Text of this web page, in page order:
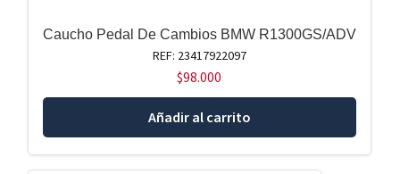
Caucho Pedal De Cambios BMW R1300GS/ADV
REF: 23417922097
$98.000
Añadir al carrito